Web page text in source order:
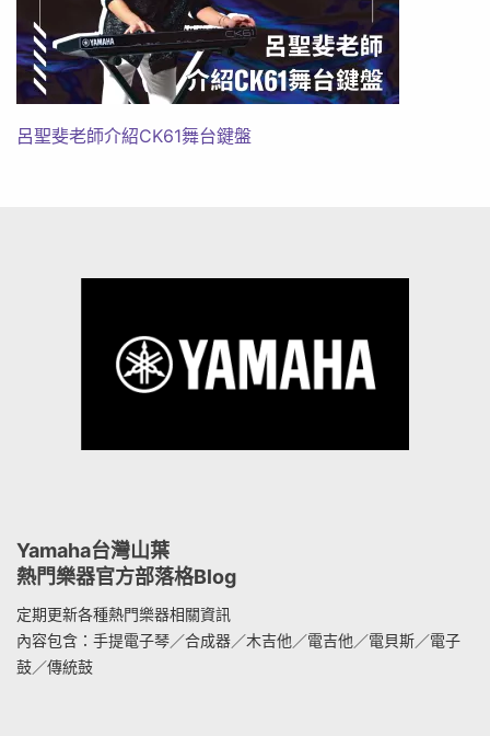
呂聖斐老師介紹CK61舞台鍵盤
Yamaha台灣山葉
熱門樂器官方部落格Blog
定期更新各種熱門樂器相關資訊
內容包含：手提電子琴／合成器／木吉他／電吉他／電貝斯／電子
鼓／傳統鼓